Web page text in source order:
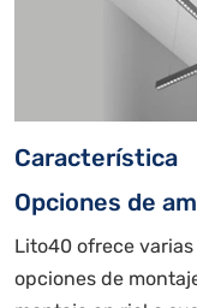
Característica
Opciones de
Lito40 ofrece
opciones de